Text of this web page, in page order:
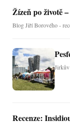
Žízeň po životě
Blog Jiří Borového -
Recenze: